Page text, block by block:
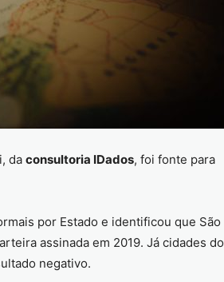
da consultoria IDados, foi fonte para
por Estado e identificou que São
assinada em 2019. Já cidades do
negativo.